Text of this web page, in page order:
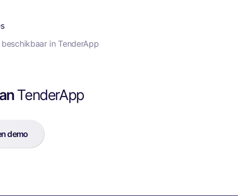
beschikbaar in TenderApp
TenderApp
demo